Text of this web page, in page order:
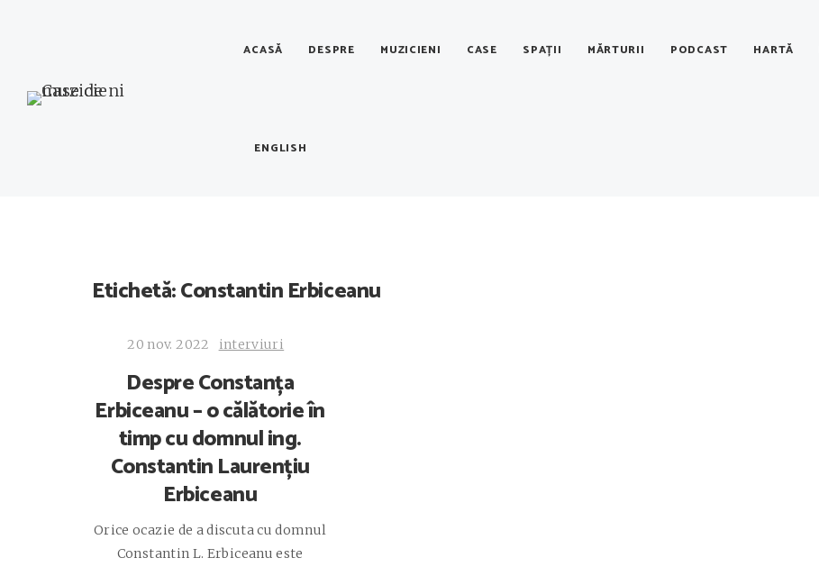
ACASĂ DESPRE MUZICIENI CASE SPAȚII MĂRTURII PODCAST HARTĂ
ENGLISH
Etichetă:Constantin Erbiceanu
20 nov. 2022 interviuri
Despre Constanța
Erbiceanu – o călătorie în
timp cu domnul ing.
Constantin Laurențiu
Erbiceanu
Orice ocazie de a discuta cu domnul
Constantin L. Erbiceanu este